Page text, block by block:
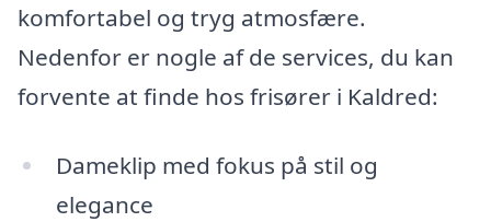
komfortabel og tryg atmosfære.
Nedenfor er nogle af de services, du kan
forvente at finde hos frisører i Kaldred:
Dameklip med fokus på stil og
elegance